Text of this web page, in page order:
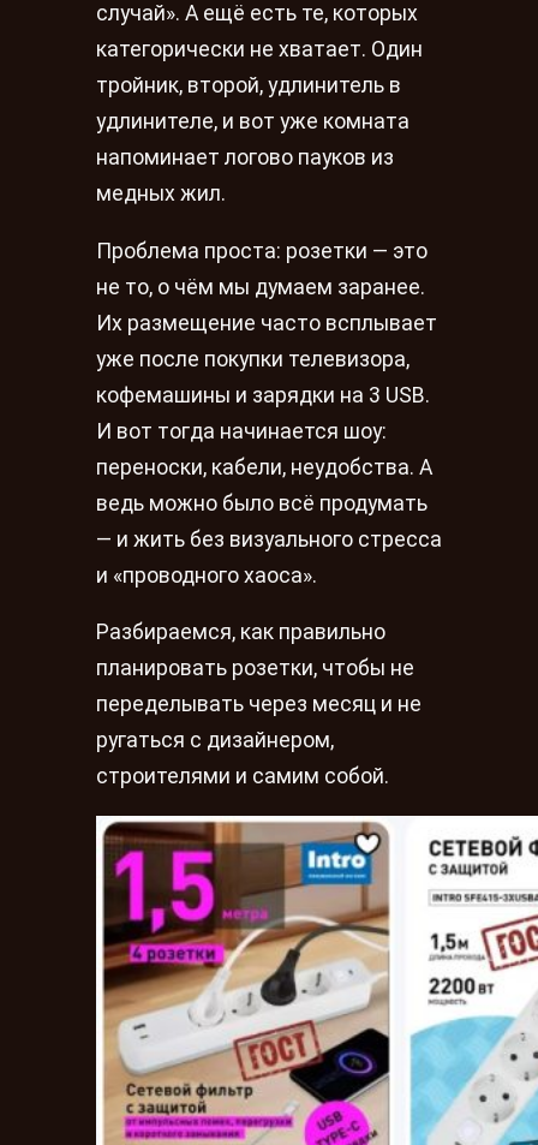
случай». А ещё есть те, которых
категорически не хватает. Один
тройник, второй, удлинитель в
удлинителе, и вот уже комната
напоминает логово пауков из
медных жил.
Проблема проста: розетки — это
не то, о чём мы думаем заранее.
Их размещение часто всплывает
уже после покупки телевизора,
кофемашины и зарядки на 3 USB.
И вот тогда начинается шоу:
переноски, кабели, неудобства. А
ведь можно было всё продумать
— и жить без визуального стресса
и «проводного хаоса».
Разбираемся, как правильно
планировать розетки, чтобы не
переделывать через месяц и не
ругаться с дизайнером,
строителями и самим собой.